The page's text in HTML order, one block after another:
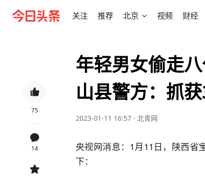
关注 推荐 北京 视频 财经
75
14
年轻男女偷走
山县警方：抓
2023-01-11 16:57 · 北青网
央视网消息：1月11日，陕西省
下：